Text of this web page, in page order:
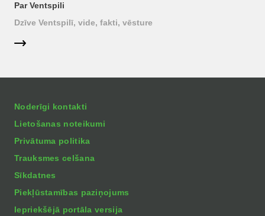
Par Ventspili
Dzīve Ventspilī, vide, fakti, vēsture
Noderīgi kontakti
Lietošanas noteikumi
Privātuma politika
Trauksmes celšana
Sīkdatnes
Piekļūstamības paziņojums
Iepriekšējā portāla versija